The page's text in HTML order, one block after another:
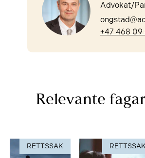
Advokat/
+47 468 09
Relevante
RETTSSAK RETTSSAK